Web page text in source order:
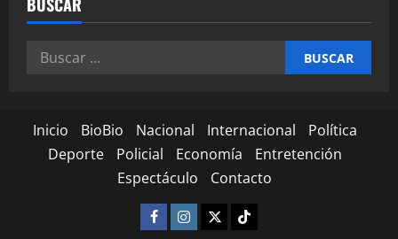
Inicio BioBio Nacional Internacional
Política
Deporte
Policial Economía
Entretención
Espectáculo
Contacto